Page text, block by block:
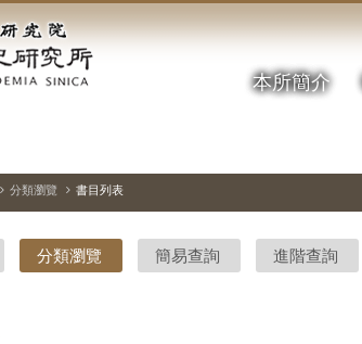
本所簡介
分類瀏覽 書目列表
分類瀏覽 簡易查詢 進階查詢